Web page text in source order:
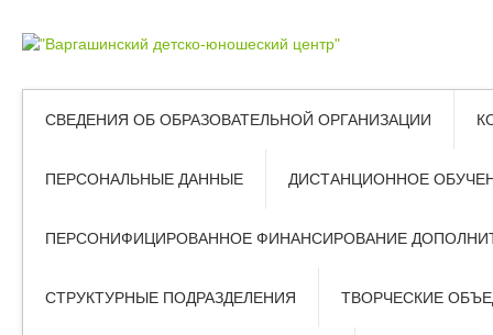
СВЕДЕНИЯ ОБ ОБРАЗОВАТЕЛЬНОЙ ОРГАНИЗАЦИИ
ПЕРСОНАЛЬНЫЕ ДАННЫЕ ДИСТАНЦИОННОЕ
ПЕРСОНИФИЦИРОВАННОЕ ФИНАНСИРОВАНИЕ
СТРУКТУРНЫЕ ПОДРАЗДЕЛЕНИЯ ТВОРЧЕСКИЕ